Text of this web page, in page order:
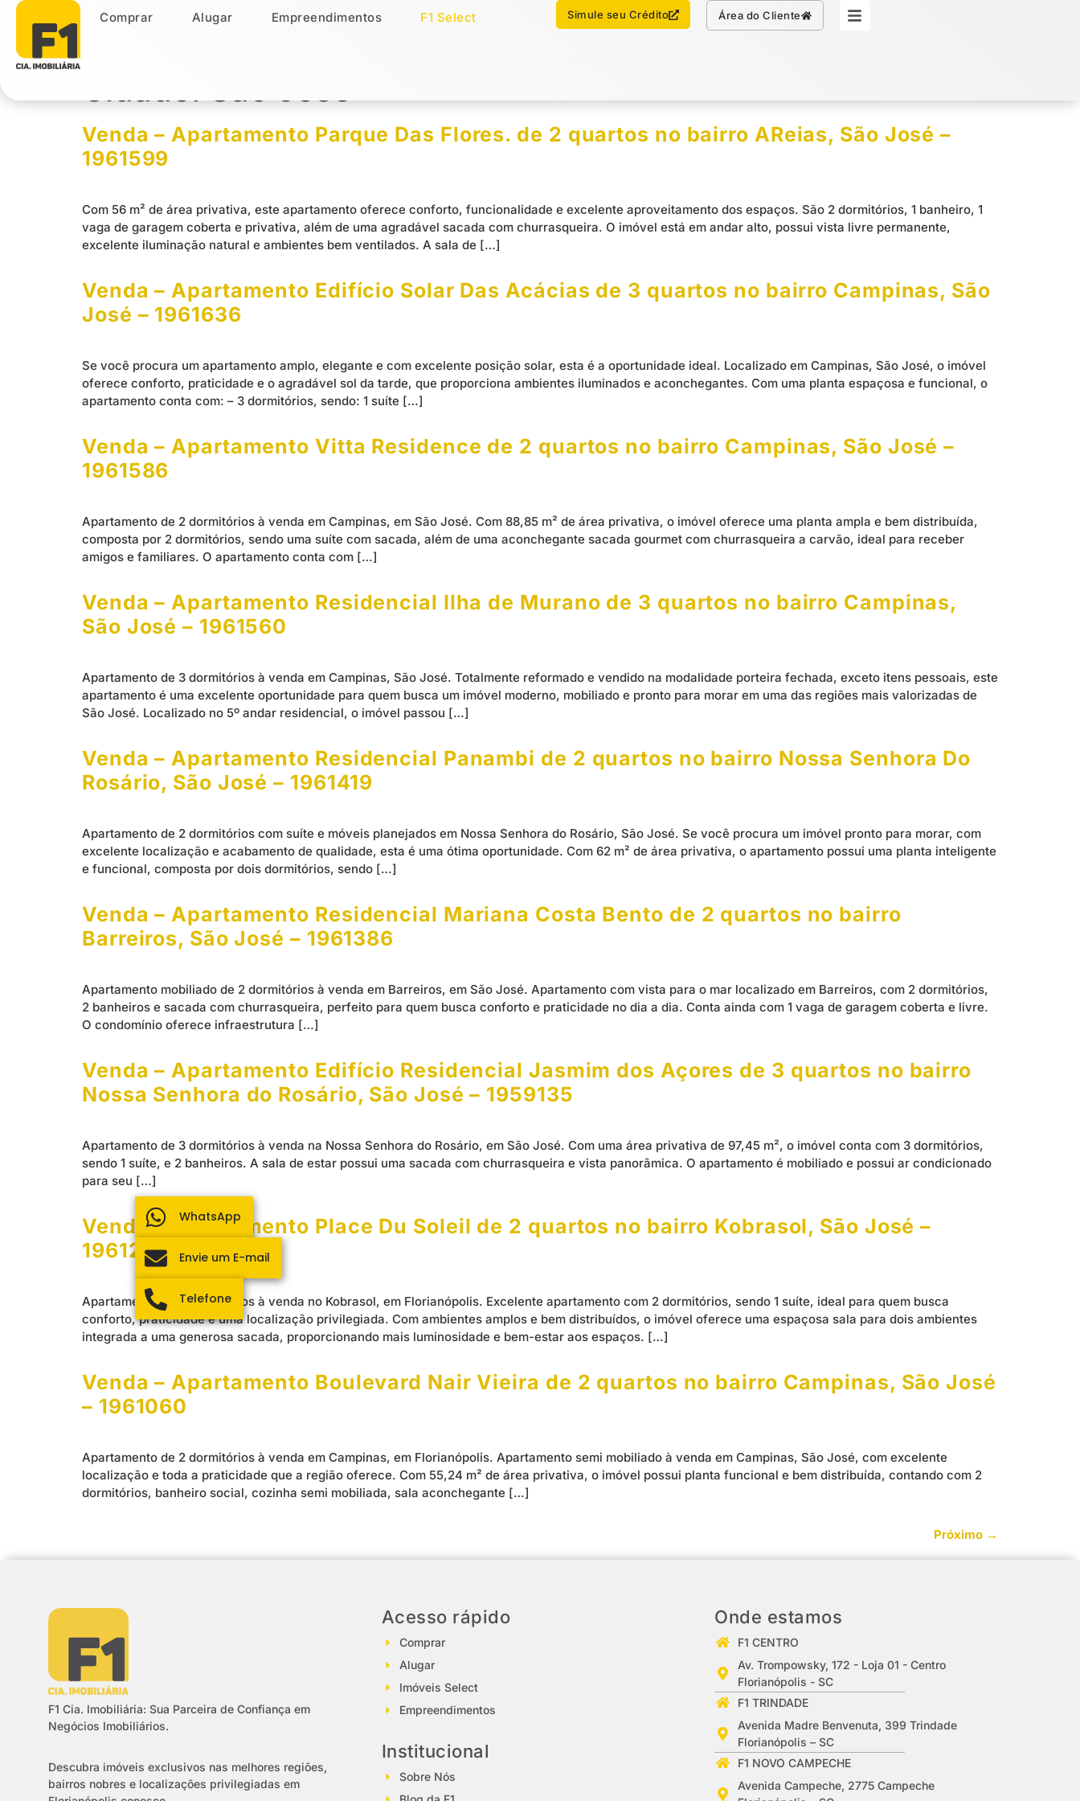
Comprar Alugar Empreendimentos F1 Select Simule seu Crédito Área do Cliente
Comprar Alugar Empreendimentos Imóveis Select
Chamar no WhatsApp Simule seu Crédito
Cidade:São José
Venda – Apartamento Parque Das Flores. de 2 quartos no bairro AReias, São José –
1961599
Com 56 m² de área privativa, este apartamento oferece conforto, funcionalidade e excelente aproveitamento dos espaços. São 2 dormitórios, 1 banheiro, 1
vaga de garagem coberta e privativa, além de uma agradável sacada com churrasqueira. O imóvel está em andar alto, possui vista livre permanente,
excelente iluminação natural e ambientes bem ventilados. A sala de […]
Venda – Apartamento Edifício Solar Das Acácias de 3 quartos no bairro Campinas, São
José – 1961636
Se você procura um apartamento amplo, elegante e com excelente posição solar, esta é a oportunidade ideal. Localizado em Campinas, São José, o imóvel
oferece conforto, praticidade e o agradável sol da tarde, que proporciona ambientes iluminados e aconchegantes. Com uma planta espaçosa e funcional, o
apartamento conta com: – 3 dormitórios, sendo: 1 suíte […]
Venda – Apartamento Vitta Residence de 2 quartos no bairro Campinas, São José –
1961586
Apartamento de 2 dormitórios à venda em Campinas, em São José. Com 88,85 m² de área privativa, o imóvel oferece uma planta ampla e bem distribuída,
composta por 2 dormitórios, sendo uma suíte com sacada, além de uma aconchegante sacada gourmet com churrasqueira a carvão, ideal para receber
amigos e familiares. O apartamento conta com […]
Venda – Apartamento Residencial Ilha de Murano de 3 quartos no bairro Campinas,
São José – 1961560
Apartamento de 3 dormitórios à venda em Campinas, São José. Totalmente reformado e vendido na modalidade porteira fechada, exceto itens pessoais, este
apartamento é uma excelente oportunidade para quem busca um imóvel moderno, mobiliado e pronto para morar em uma das regiões mais valorizadas de
São José. Localizado no 5º andar residencial, o imóvel passou […]
Venda – Apartamento Residencial Panambi de 2 quartos no bairro Nossa Senhora Do
Rosário, São José – 1961419
Apartamento de 2 dormitórios com suíte e móveis planejados em Nossa Senhora do Rosário, São José. Se você procura um imóvel pronto para morar, com
excelente localização e acabamento de qualidade, esta é uma ótima oportunidade. Com 62 m² de área privativa, o apartamento possui uma planta inteligente
e funcional, composta por dois dormitórios, sendo […]
Venda – Apartamento Residencial Mariana Costa Bento de 2 quartos no bairro
Barreiros, São José – 1961386
Apartamento mobiliado de 2 dormitórios à venda em Barreiros, em São José. Apartamento com vista para o mar localizado em Barreiros, com 2 dormitórios,
2 banheiros e sacada com churrasqueira, perfeito para quem busca conforto e praticidade no dia a dia. Conta ainda com 1 vaga de garagem coberta e livre.
O condomínio oferece infraestrutura […]
Venda – Apartamento Edifício Residencial Jasmim dos Açores de 3 quartos no bairro
Nossa Senhora do Rosário, São José – 1959135
Apartamento de 3 dormitórios à venda na Nossa Senhora do Rosário, em São José. Com uma área privativa de 97,45 m², o imóvel conta com 3 dormitórios,
sendo 1 suíte, e 2 banheiros. A sala de estar possui uma sacada com churrasqueira e vista panorâmica. O apartamento é mobiliado e possui ar condicionado
para seu […]
Venda – Apartamento Place Du Soleil de 2 quartos no bairro Kobrasol, São José –
1961258
Apartamento de 2 dormitórios à venda no Kobrasol, em Florianópolis. Excelente apartamento com 2 dormitórios, sendo 1 suíte, ideal para quem busca
conforto, praticidade e uma localização privilegiada. Com ambientes amplos e bem distribuídos, o imóvel oferece uma espaçosa sala para dois ambientes
integrada a uma generosa sacada, proporcionando mais luminosidade e bem-estar aos espaços. […]
Venda – Apartamento Boulevard Nair Vieira de 2 quartos no bairro Campinas, São José
– 1961060
Apartamento de 2 dormitórios à venda em Campinas, em Florianópolis. Apartamento semi mobiliado à venda em Campinas, São José, com excelente
localização e toda a praticidade que a região oferece. Com 55,24 m² de área privativa, o imóvel possui planta funcional e bem distribuída, contando com 2
dormitórios, banheiro social, cozinha semi mobiliada, sala aconchegante […]
Próximo →
F1 Cia. Imobiliária: Sua Parceira de Confiança em
Negócios Imobiliários.
Descubra imóveis exclusivos nas melhores regiões,
bairros nobres e localizações privilegiadas em
Acesso rápido
Comprar
Alugar
Imóveis Select
Empreendimentos
Institucional
Sobre Nós
Onde estamos
F1 CENTRO
Av. Trompowsky, 172 - Loja 01 - Centro
Florianópolis - SC
F1 TRINDADE
Avenida Madre Benvenuta, 399 Trindade
Florianópolis – SC
F1 NOVO CAMPECHE
Avenida Campeche, 2775 Campeche
WhatsApp
Envie um E-mail
Telefone